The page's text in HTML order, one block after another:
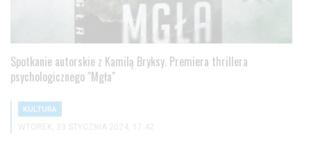
Spotkanie autorskie z Kamilą Bryksy. Premiera thrillera
psychologicznego "Mgła"
KULTURA
WTOREK, 23 STYCZNIA 2024, 17:42